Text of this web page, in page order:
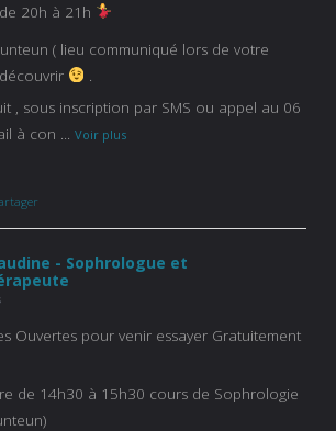
20h à 21h
( lieu communiqué lors de votre
, sous inscription par SMS ou appel au 06
à con
Voir plus
- Sophrologue et
Ouvertes pour venir essayer Gratuitement
de 14h30 à 15h30 cours de Sophrologie